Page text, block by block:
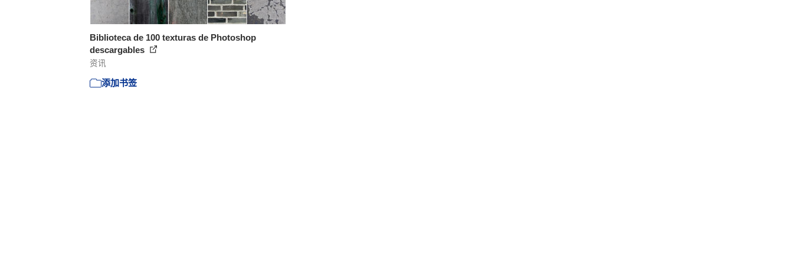
Biblioteca de 100 texturas de Photoshop
descargables
资讯
添加书签